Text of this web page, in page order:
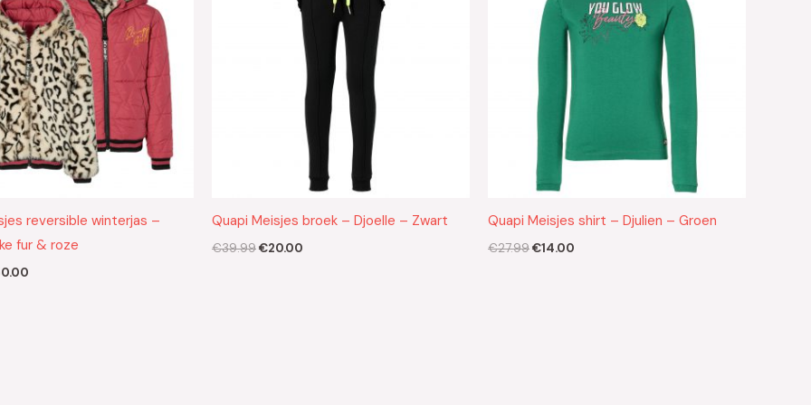
reversible winterjas –
fur & roze
Quapi Meisjes broek – Djoelle – Zwart
€39.99€20.00
Quapi Meisjes shirt – Djulien – Groen
€27.99€14.00